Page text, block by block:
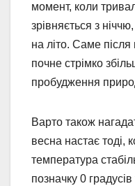
момент, коли
зрівняється з
на літо. Саме після
почне стрімко
пробудження
Варто також
весна настає тоді,
температура
позначку 0